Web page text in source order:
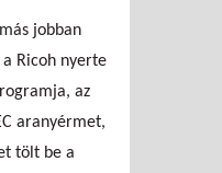
jobban
Ricoh nyerte
az
aranyérmet,
tölt be a